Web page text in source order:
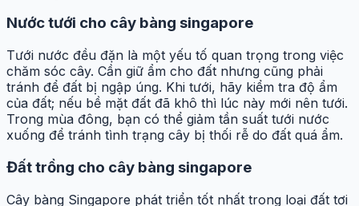
Nước tưới cho cây bàng singapore
Tưới nước đều đặn là một yếu tố quan trọng trong việc
chăm sóc cây. Cần giữ ẩm cho đất nhưng cũng phải
tránh để đất bị ngập úng. Khi tưới, hãy kiểm tra độ ẩm
của đất; nếu bề mặt đất đã khô thì lúc này mới nên tưới.
Trong mùa đông, bạn có thể giảm tần suất tưới nước
xuống để tránh tình trạng cây bị thối rễ do đất quá ẩm.
Đất trồng cho cây bàng singapore
Cây bàng Singapore phát triển tốt nhất trong loại đất tơi